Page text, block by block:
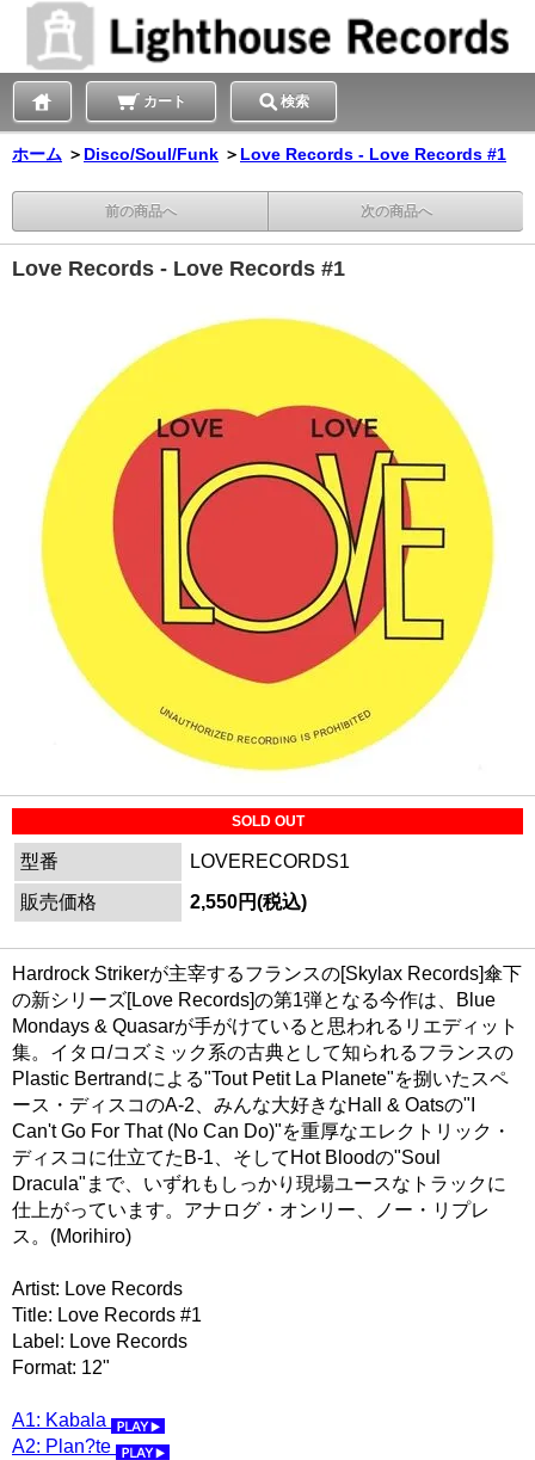
カート 検索
ホーム ＞ Disco/Soul/Funk ＞ Love Records - Love Records #1
前の商品へ 次の商品へ
Love Records - Love Records #1
SOLD OUT
型番
LOVERECORDS1
販売価格
2,550円(税込)
Hardrock Strikerが主宰するフランスの[Skylax Records]傘下
の新シリーズ[Love Records]の第1弾となる今作は、Blue
Mondays & Quasarが手がけていると思われるリエディット
集。イタロ/コズミック系の古典として知られるフランスの
Plastic Bertrandによる"Tout Petit La Planete"を捌いたスペ
ース・ディスコのA-2、みんな大好きなHall & Oatsの"I
Can't Go For That (No Can Do)"を重厚なエレクトリック・
ディスコに仕立てたB-1、そしてHot Bloodの"Soul
Dracula"まで、いずれもしっかり現場ユースなトラックに
仕上がっています。アナログ・オンリー、ノー・リプレ
ス。(Morihiro)
Artist: Love Records
Title: Love Records #1
Label: Love Records
Format: 12"
A1: Kabala
A2: Plan?te